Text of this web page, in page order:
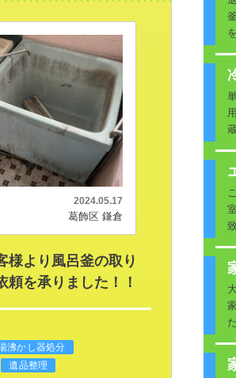
2024.05.17
葛飾区 鎌倉
様より風呂釜の取り
頼を承りました！！
沸かし器処分
遺品整理